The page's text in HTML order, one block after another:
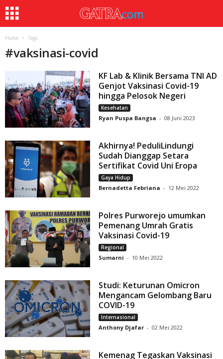
Home Tags
#vaksinasi-covid
KF Lab & Klinik Bersama TNI AD
Genjot Vaksinasi Covid-19
hingga Pelosok Negeri
Kesehatan
Ryan Puspa Bangsa - 08 Juni 2023
Akhirnya! PeduliLindungi
Sudah Dianggap Setara
Sertifikat Covid Uni Eropa
Gaya Hidup
Bernadetta Febriana - 12 Mei 2022
Polres Purworejo umumkan
Pemenang Umrah Gratis
Vaksinasi Covid-19
Regional
Sumarni - 10 Mei 2022
Studi: Keturunan Omicron
Mengancam Gelombang Baru
COVID-19
Internasional
Anthony Djafar - 02 Mei 2022
Kemenag Tegaskan Vaksinasi